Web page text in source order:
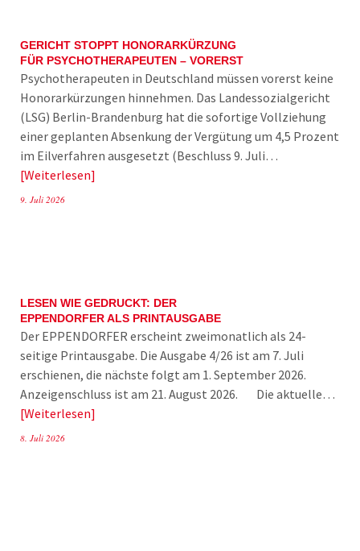
GERICHT STOPPT HONORARKÜRZUNG
FÜR PSYCHOTHERAPEUTEN – VORERST
Psychotherapeuten in Deutschland müssen vorerst keine
Honorarkürzungen hinnehmen. Das Landessozialgericht
(LSG) Berlin-Brandenburg hat die sofortige Vollziehung
einer geplanten Absenkung der Vergütung um 4,5 Prozent
im Eilverfahren ausgesetzt (Beschluss 9. Juli…
Weiterlesen
9. Juli 2026
LESEN WIE GEDRUCKT: DER
EPPENDORFER ALS PRINTAUSGABE
Der EPPENDORFER erscheint zweimonatlich als 24-
seitige Printausgabe. Die Ausgabe 4/26 ist am 7. Juli
erschienen, die nächste folgt am 1. September 2026.
Anzeigenschluss ist am 21. August 2026. Die aktuelle…
Weiterlesen
8. Juli 2026